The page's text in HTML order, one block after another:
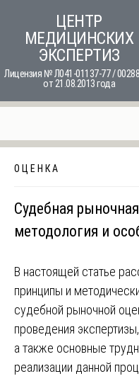
content
ЦЕНТР
МЕДИЦИНСКИХ
ЭКСПЕРТИЗ
Лицензия № Л041-01137-77 /
от 21.08.2013 года
О Ц Е Н К А
Судебная
методология и
В настоящей статье
принципы и
судебной рыночной
проведения
а также основные
реализации данной